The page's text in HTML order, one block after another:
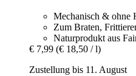
Mechanisch & ohne
Zum Braten,
Naturprodukt aus
€ 7,99 (€ 18,50 / l)
Zustellung bis 11. August